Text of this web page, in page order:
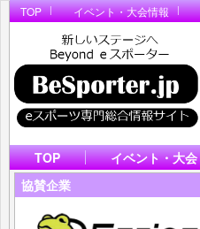
TOP イベント・大会情報
TOP イベント・大会
協賛企業